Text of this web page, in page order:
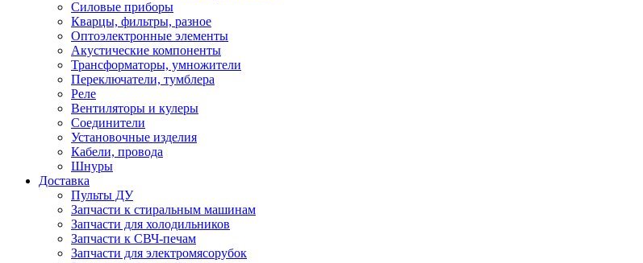
Силовые приборы
Кварцы, фильтры, разное
Оптоэлектронные элементы
Акустические компоненты
Трансформаторы, умножители
Переключатели, тумблера
Реле
Вентиляторы и кулеры
Соединители
Установочные изделия
Кабели, провода
Шнуры
Доставка
Пульты ДУ
Запчасти к стиральным машинам
Запчасти для холодильников
Запчасти к СВЧ-печам
Запчасти для электромясорубок